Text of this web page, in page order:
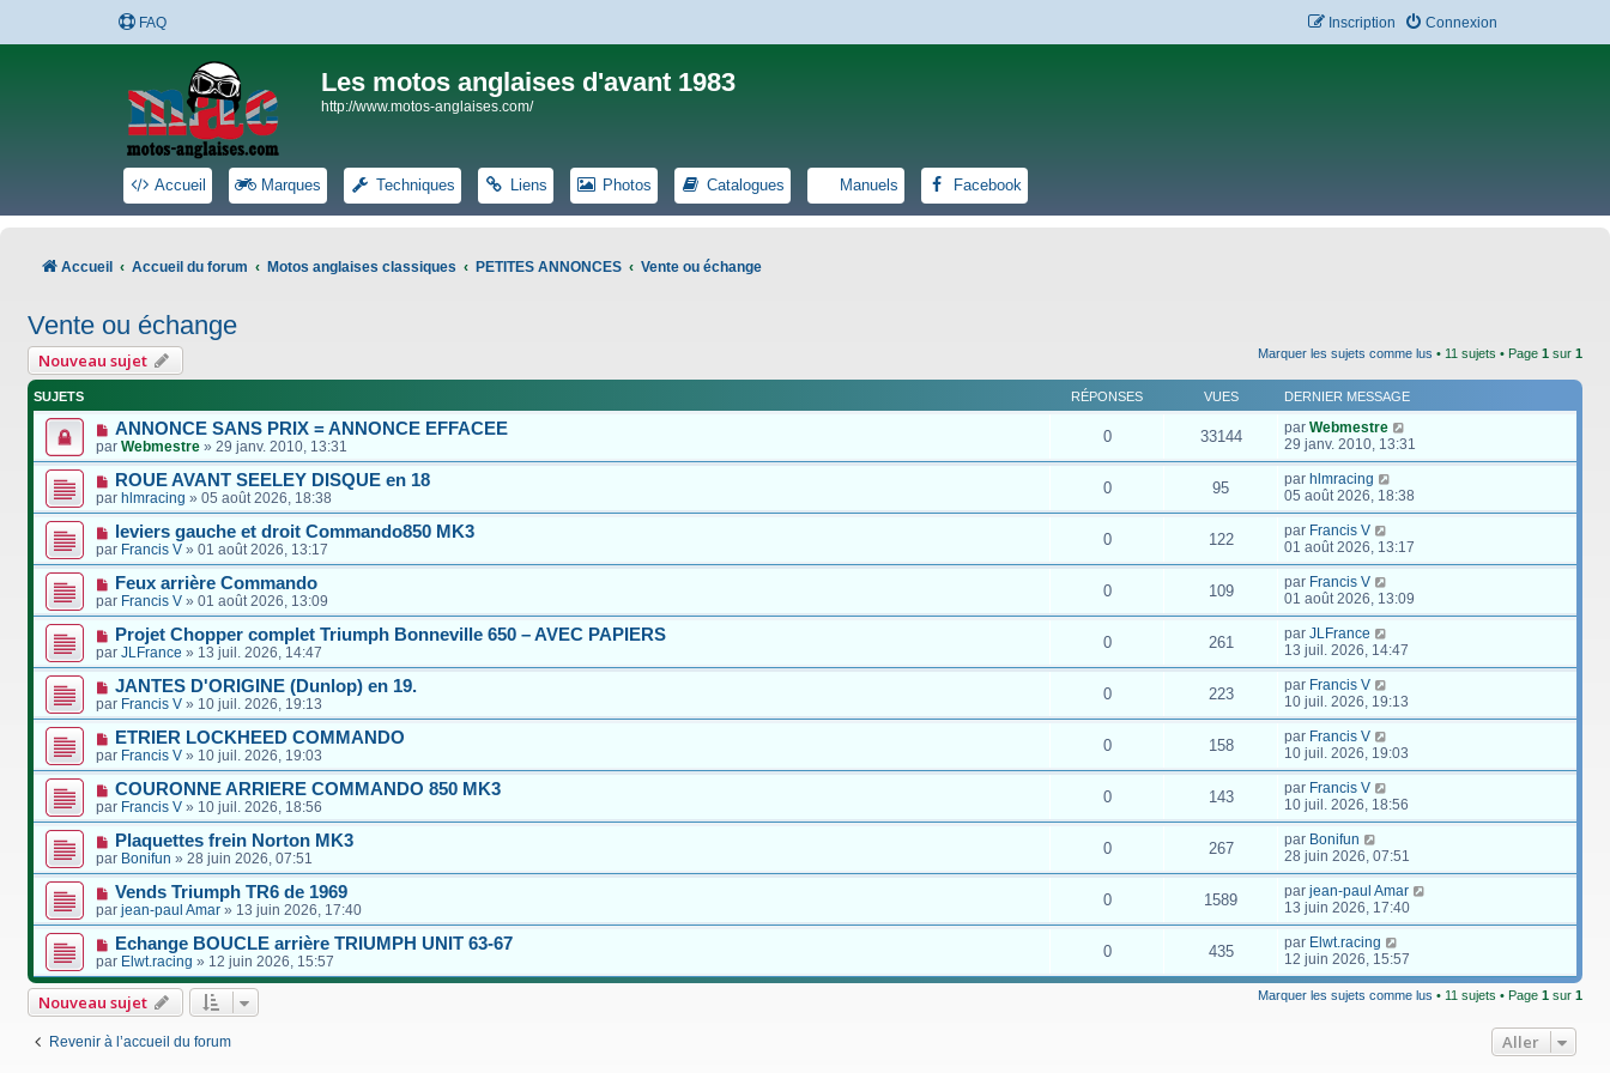
FAQ Connexion
Inscription
Les motos anglaises d'avant 1983
http://www.motos-anglaises.com/
Accueil Marques Techniques Liens Photos Catalogues Manuels Facebook
Accueil Accueil du forum Motos anglaises classiques PETITES ANNONCES Vente ou échange
Vente ou échange
Nouveau sujet Marquer les sujets comme lus • 11 sujets • Page 1 sur 1
SUJETS RÉPONSES VUES DERNIER MESSAGE
ANNONCE SANS PRIX = ANNONCE EFFACEE
par Webmestre » 29 janv. 2010, 13:31
0 33144 par Webmestre
29 janv. 2010, 13:31
ROUE AVANT SEELEY DISQUE en 18
par hlmracing » 05 août 2026, 18:38
0 95 par hlmracing
05 août 2026, 18:38
leviers gauche et droit Commando850 MK3
par Francis V » 01 août 2026, 13:17
0 122 par Francis V
01 août 2026, 13:17
Feux arrière Commando
par Francis V » 01 août 2026, 13:09
0 109 par Francis V
01 août 2026, 13:09
Projet Chopper complet Triumph Bonneville 650 – AVEC PAPIERS
par JLFrance » 13 juil. 2026, 14:47
0 261 par JLFrance
13 juil. 2026, 14:47
JANTES D'ORIGINE (Dunlop) en 19.
par Francis V » 10 juil. 2026, 19:13
0 223 par Francis V
10 juil. 2026, 19:13
ETRIER LOCKHEED COMMANDO
par Francis V » 10 juil. 2026, 19:03
0 158 par Francis V
10 juil. 2026, 19:03
COURONNE ARRIERE COMMANDO 850 MK3
par Francis V » 10 juil. 2026, 18:56
0 143 par Francis V
10 juil. 2026, 18:56
Plaquettes frein Norton MK3
par Bonifun » 28 juin 2026, 07:51
0 267 par Bonifun
28 juin 2026, 07:51
Vends Triumph TR6 de 1969
par jean-paul Amar » 13 juin 2026, 17:40
0 1589 par jean-paul Amar
13 juin 2026, 17:40
Echange BOUCLE arrière TRIUMPH UNIT 63-67
par Elwt.racing » 12 juin 2026, 15:57
0 435 par Elwt.racing
12 juin 2026, 15:57
Nouveau sujet Marquer les sujets comme lus • 11 sujets • Page 1 sur 1
Revenir à l’accueil du forum Aller